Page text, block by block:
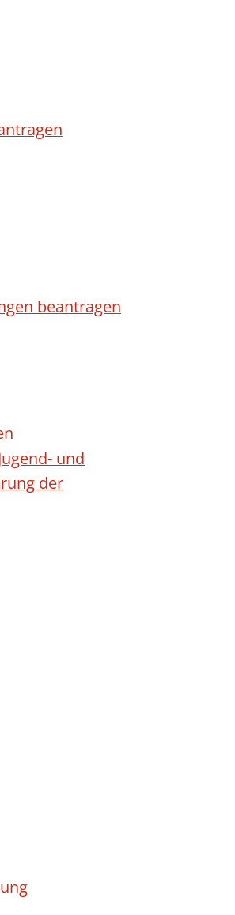
beantragen
und
der